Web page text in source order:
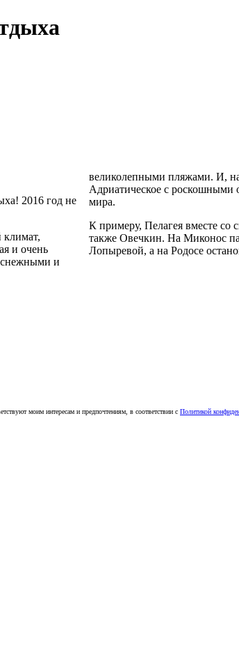
2016 год не
и очень
и
великолепными пляжами. И,
Адриатическое с роскошными
мира.
К примеру, Пелагея вместе со
также Овечкин. На Миконос
Лопыревой, а на Родосе
моим интересам и предпочтениям, в соответствии с Политикой